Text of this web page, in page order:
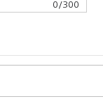
0 /300